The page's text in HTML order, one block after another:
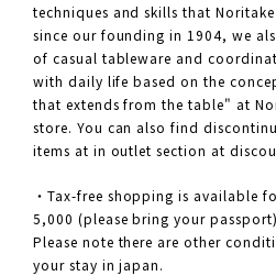
techniques and skills that
since our founding in 1904, we
of casual tableware and
with daily life based on the
that extends from the table" at
store. You can also find
items at in outlet section at
・Tax-free shopping is available
5,000 (please bring your
Please note there are other
your stay in japan.